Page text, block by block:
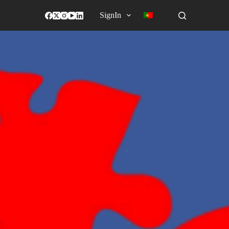
SignIn